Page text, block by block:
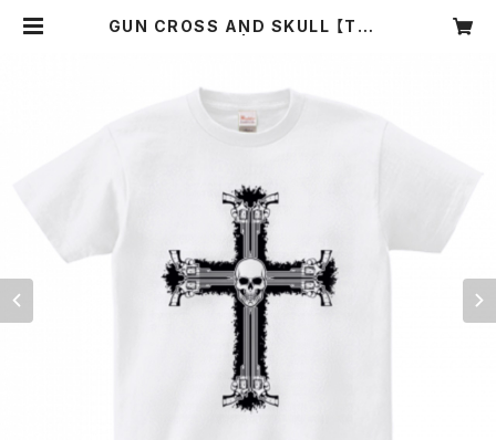
GUN CROSS AND SKULL 【Tシャ